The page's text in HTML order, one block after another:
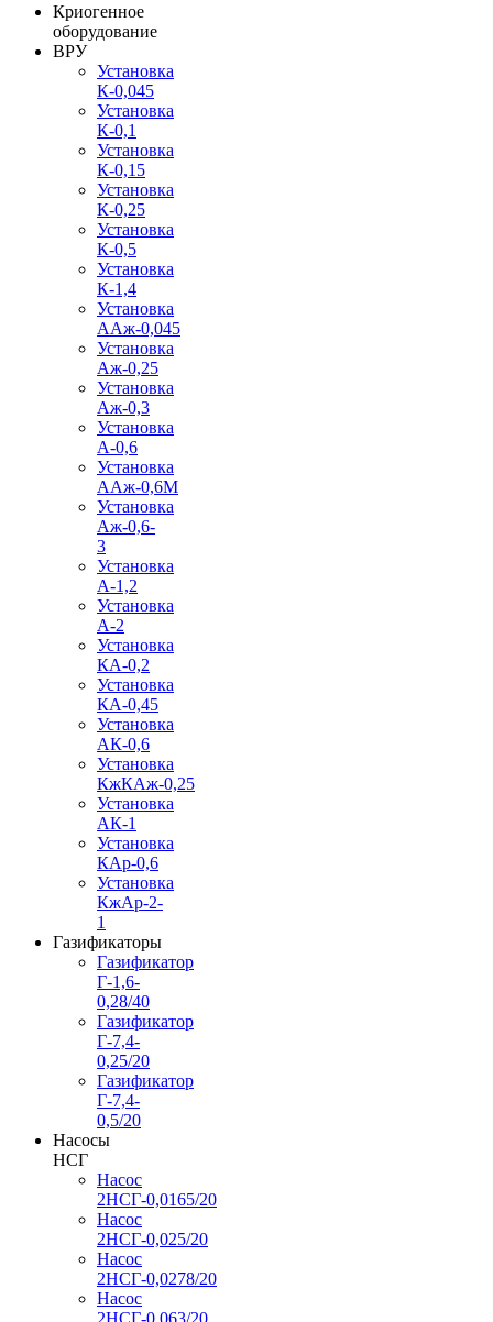
Криогенное
оборудование
ВРУ
Установка
К-0,045
Установка
К-0,1
Установка
К-0,15
Установка
К-0,25
Установка
К-0,5
Установка
К-1,4
Установка
ААж-0,045
Установка
Аж-0,25
Установка
Аж-0,3
Установка
А-0,6
Установка
ААж-0,6М
Установка
Аж-0,6-
3
Установка
А-1,2
Установка
А-2
Установка
КА-0,2
Установка
КА-0,45
Установка
АК-0,6
Установка
КжКАж-0,25
Установка
АК-1
Установка
КАр-0,6
Установка
КжАр-2-
1
Газификаторы
Газификатор
Г-1,6-
0,28/40
Газификатор
Г-7,4-
0,25/20
Газификатор
Г-7,4-
0,5/20
Насосы
НСГ
Насос
2НСГ-0,0165/20
Насос
2НСГ-0,025/20
Насос
2НСГ-0,0278/20
Насос
2НСГ-0,063/20